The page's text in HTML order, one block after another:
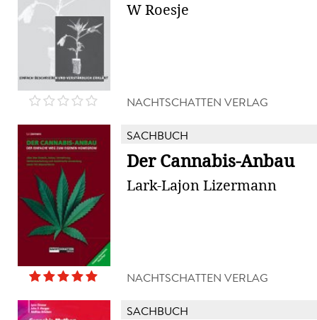
W Roesje
NACHTSCHATTEN VERLAG
SACHBUCH
Der Cannabis-Anbau
Lark-Lajon Lizermann
NACHTSCHATTEN VERLAG
SACHBUCH